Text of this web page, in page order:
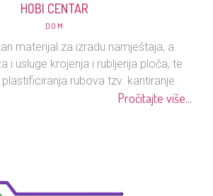
HOBI CENTAR
DOM
materijal za izradu namještaja, a
i usluge krojenja i rubljenja ploča, te
plastificiranja rubova tzv. kantiranje.
Pročitajte više...